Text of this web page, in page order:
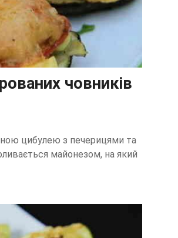
човників
цибулею з печерицями та
майонезом, на який